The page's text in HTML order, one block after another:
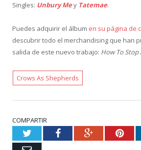
Singles: Unbury Mey Tatemae.
Puedes adquirir el álbum en su página de
descubrir todo el merchandising que han
salida de este nuevo trabajo: How To Stop
Crows As Shepherds
COMPARTIR
TwitterFacebookGoogle+